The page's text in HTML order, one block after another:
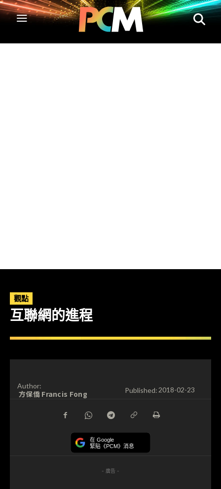
觀點
互聯網的進程
Author:
方保僑 Francis Fong Published:2018-02-23
在 Google
緊貼《PCM》消息
- 廣告 -